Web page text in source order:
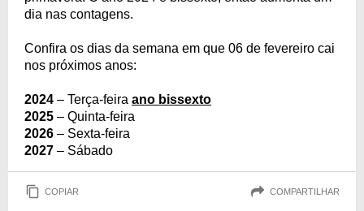
dia nas contagens.
Confira os dias da semana em que 06 de fevereiro cai
nos próximos anos:
2024 – Terça-feira ano bissexto
2025 – Quinta-feira
2026 – Sexta-feira
2027 – Sábado
COPIAR COMPARTILHAR